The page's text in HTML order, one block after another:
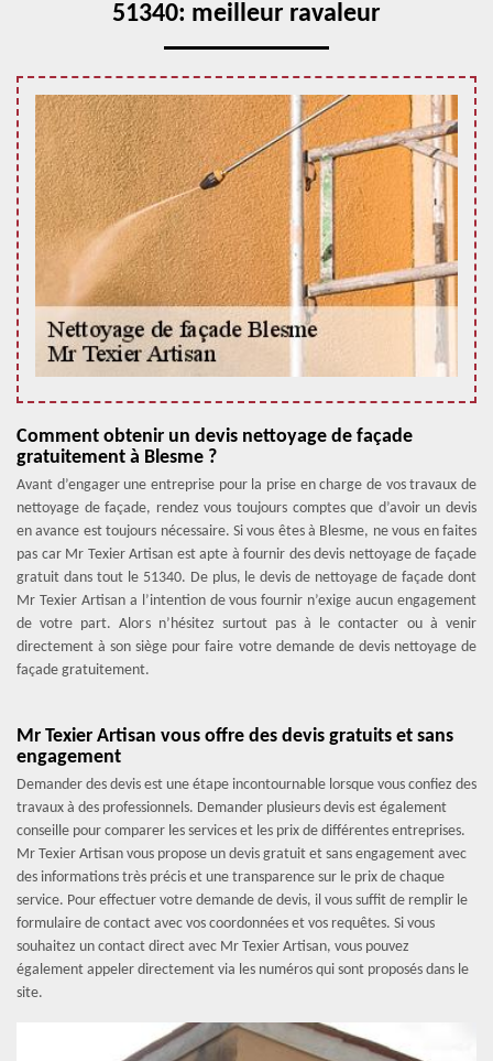
51340: meilleur ravaleur
Comment obtenir un devis nettoyage de façade
gratuitement à Blesme ?
Avant d’engager une entreprise pour la prise en charge de vos travaux de
nettoyage de façade, rendez vous toujours comptes que d’avoir un devis
en avance est toujours nécessaire. Si vous êtes à Blesme, ne vous en faites
pas car Mr Texier Artisan est apte à fournir des devis nettoyage de façade
gratuit dans tout le 51340. De plus, le devis de nettoyage de façade dont
Mr Texier Artisan a l’intention de vous fournir n’exige aucun engagement
de votre part. Alors n’hésitez surtout pas à le contacter ou à venir
directement à son siège pour faire votre demande de devis nettoyage de
façade gratuitement.
Mr Texier Artisan vous offre des devis gratuits et sans
engagement
Demander des devis est une étape incontournable lorsque vous confiez des
travaux à des professionnels. Demander plusieurs devis est également
conseille pour comparer les services et les prix de différentes entreprises.
Mr Texier Artisan vous propose un devis gratuit et sans engagement avec
des informations très précis et une transparence sur le prix de chaque
service. Pour effectuer votre demande de devis, il vous suffit de remplir le
formulaire de contact avec vos coordonnées et vos requêtes. Si vous
souhaitez un contact direct avec Mr Texier Artisan, vous pouvez
également appeler directement via les numéros qui sont proposés dans le
site.